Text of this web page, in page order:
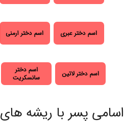
اسم دختر عبری اسم دختر ارمنی
اسم دختر لاتین
اسم دختر
سانسکریت
اسامی پسر با ریشه های